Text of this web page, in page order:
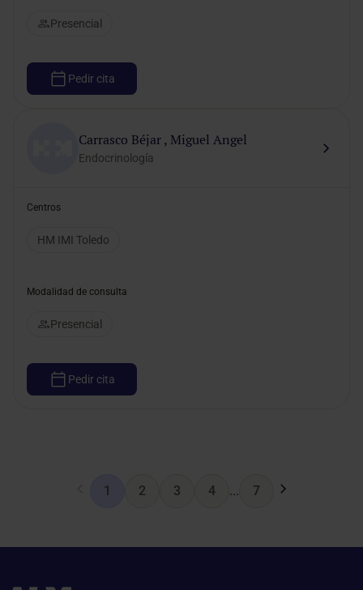
Presencial
Pedir cita
Carrasco Béjar , Miguel Angel
Endocrinología
Centros
HM IMI Toledo
Modalidad de consulta
Presencial
Pedir cita
1 2 3 4 ... 7